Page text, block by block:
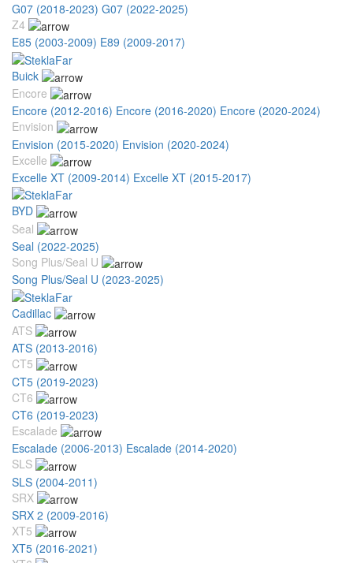
G07 (2018-2023) G07 (2022-2025)
Z4
E85 (2003-2009) E89 (2009-2017)
Buick
Encore
Encore (2012-2016) Encore (2016-2020) Encore (2020-2024)
Envision
Envision (2015-2020) Envision (2020-2024)
Excelle
Excelle XT (2009-2014) Excelle XT (2015-2017)
BYD
Seal
Seal (2022-2025)
Song Plus/Seal U
Song Plus/Seal U (2023-2025)
Cadillac
ATS
ATS (2013-2016)
CT5
CT5 (2019-2023)
CT6
CT6 (2019-2023)
Escalade
Escalade (2006-2013) Escalade (2014-2020)
SLS
SLS (2004-2011)
SRX
SRX 2 (2009-2016)
XT5
XT5 (2016-2021)